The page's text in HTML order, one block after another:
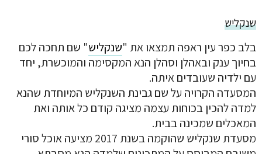
שנקליש
בלב כפר עין ראפה תמצאו את "שנקליש" שם תחכה לכם
בחיוך ענק ובאהלן וסהלן הנא המקסימה והמוכשרת, יחד
עם ילדיה שעובדים איתה.
המסעדה הקרויה על שם גבינת השנקליש המיוחדת שהנא
למדה להכין בכוחות עצמה מציגה קודם כל אותה ואת
המאכלים שמכינה בבית.
מסעדת שנקליש שהוקמה בשנת 2017 מציעה אוכל סורי